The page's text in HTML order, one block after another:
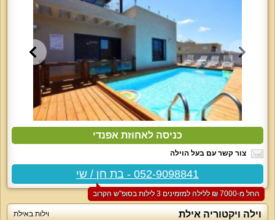
כניסה לאחוזת אפנדי
צור קשר עם בעל הוילה
052-9098841 - בת חן / שי
החל מ-‏7000 ₪ ללילה למזמינים 3 לילות בסופ"ש הקרוב
וילה ויקטוריה אילת וילות באילת